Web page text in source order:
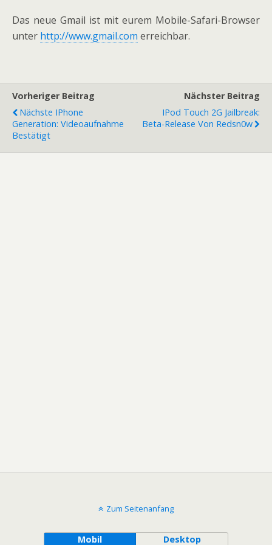
Das neue Gmail ist mit eurem Mobile-Safari-Browser
unter http://www.gmail.com erreichbar.
Vorheriger Beitrag
Nächste IPhone
Generation: Videoaufnahme
Bestätigt
Nächster Beitrag
IPod Touch 2G Jailbreak:
Beta-Release Von Redsn0w
Zum Seitenanfang
Mobil Desktop